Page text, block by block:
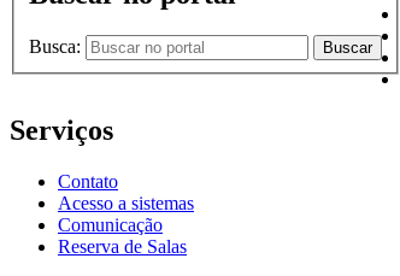
Busca: Buscar
Serviços
Contato
Acesso a sistemas
Comunicação
Reserva de Salas